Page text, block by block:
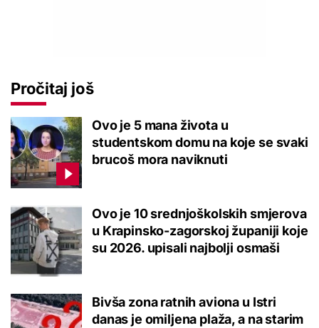
Pročitaj još
Ovo je 5 mana života u
studentskom domu na koje se svaki
brucoš mora naviknuti
Ovo je 10 srednjoškolskih smjerova
u Krapinsko-zagorskoj županiji koje
su 2026. upisali najbolji osmaši
Bivša zona ratnih aviona u Istri
danas je omiljena plaža, a na starim